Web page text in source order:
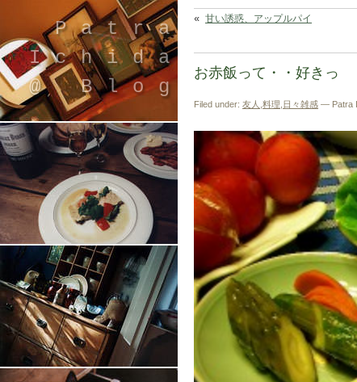
Patra
Ichida
@ Blog
引退したスタイリストの隠居ブログ
« 甘い誘惑、アップルパイ
お赤飯って・・好きっ
Filed under: 友人 料理 日々雑感 — Patra